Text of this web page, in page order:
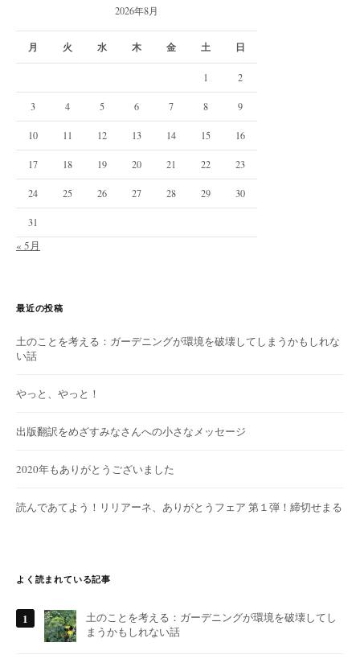
2026年8月
月 火 水 木 金 土 日
1 2
3 4 5 6 7 8 9
10 11 12 13 14 15 16
17 18 19 20 21 22 23
24 25 26 27 28 29 30
31
« 5月
最近の投稿
土のことを考える：ガーデニングが環境を破壊してしまうかもしれな
い話
やっと、やっと！
出版翻訳をめざすみなさんへの小さなメッセージ
2020年もありがとうございました
読んであてよう！リリアーネ、ありがとうフェア 第１弾！締切せまる
よく読まれている記事
土のことを考える：ガーデニングが環境を破壊してし
まうかもしれない話